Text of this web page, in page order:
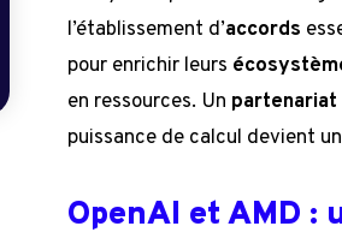
l’établissement d’accords
pour enrichir leurs
en ressources. Un partenariat
puissance de calcul devient
OpenAI et AMD :